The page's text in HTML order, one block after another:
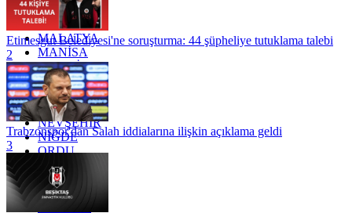
KÜTAHYA
KİLİS
MALATYA
MANİSA
MARDİN
MERSİN
MUĞLA
MUŞ
NEVŞEHİR
NİĞDE
ORDU
OSMANİYE
RİZE
SAKARYA
Etimesgut Belediyesi'ne soruşturma: 44 şüpheliye tutuklama talebi
2
Trabzonspor'dan Salah iddialarına ilişkin açıklama geldi
3